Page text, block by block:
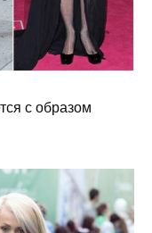
с образом